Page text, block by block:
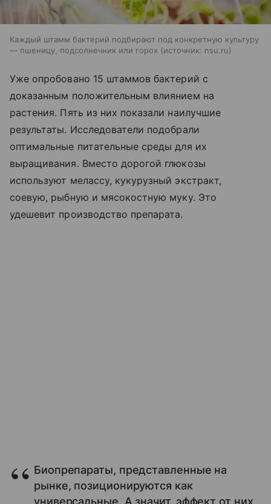
Каждый штамм бактерий подбирают под конкретную культуру
— пшеницу, подсолнечник или горох
источник: nsu.ru
Уже опробовано 15 штаммов бактерий с
доказанным положительным влиянием на
растения. Пять из них показали наилучшие
результаты. Исследователи подобрали
оптимальные питательные среды для их
выращивания. Вместо дорогой глюкозы
используют мелассу, кукурузный экстракт,
соевую, рыбную и мясокостную муку. Это
удешевит производство препарата.
Биопрепараты, представленные на
рынке, позиционируются как
универсальные. А значит, эффект от них